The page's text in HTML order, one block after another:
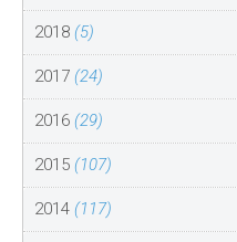
2018 (5)
2017 (24)
2016 (29)
2015 (107)
2014 (117)